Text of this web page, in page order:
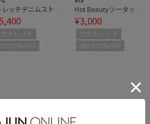
ストレッチデニムストレートパンツ
トレット
Hot Beautyツータックワイドパンツ/イージーケア
¥3,000
アウトレット
2BUY10%OFF